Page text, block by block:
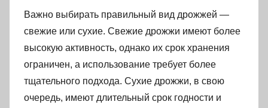
Важно выбирать правильный вид дрожжей —
свежие или сухие. Свежие дрожжи имеют более
высокую активность, однако их срок хранения
ограничен, а использование требует более
тщательного подхода. Сухие дрожжи, в свою
очередь, имеют длительный срок годности и